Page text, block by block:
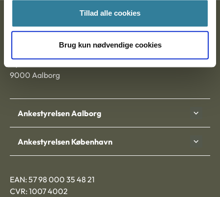
Tillad alle cookies
Brug kun nødvendige cookies
9000 Aalborg
Ankestyrelsen Aalborg
Ankestyrelsen København
EAN: 57 98 000 35 48 21
CVR: 1007 4002